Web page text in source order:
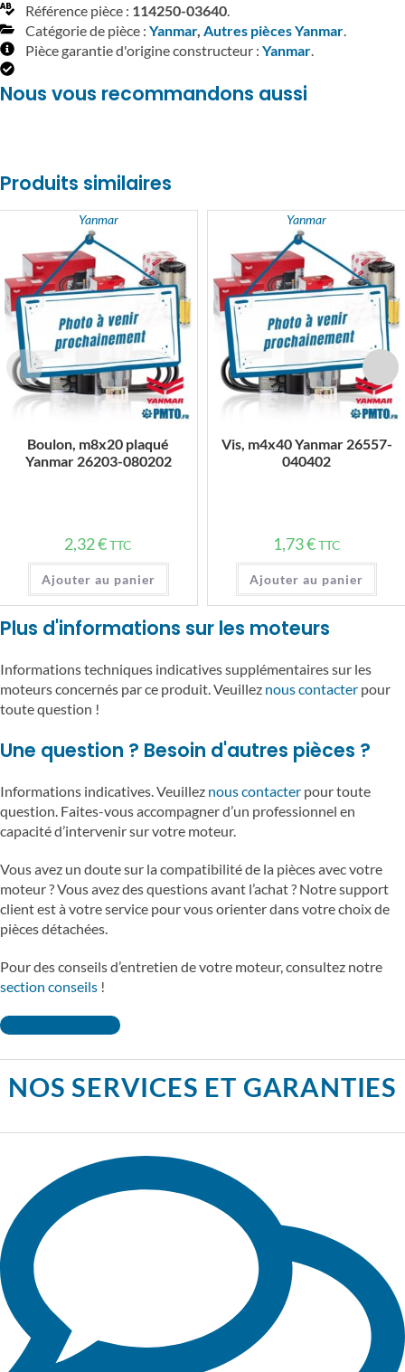
Référence pièce : 114250-03640.
Catégorie de pièce : Yanmar, Autres pièces Yanmar.
Pièce garantie d'origine constructeur : Yanmar.
Nous vous recommandons aussi
Produits similaires
Yanmar
Boulon, m8x20 plaqué
Yanmar 26203-080202
2,32€TTC
Ajouter au panier
Yanmar
Vis, m4x40 Yanmar 26557-
040402
1,73€TTC
Ajouter au panier
Plus d'informations sur les moteurs
Informations techniques indicatives supplémentaires sur les
moteurs concernés par ce produit. Veuillez nous contacter pour
toute question !
Une question ? Besoin d'autres pièces ?
Informations indicatives. Veuillez nous contacter pour toute
question. Faites-vous accompagner d’un professionnel en
capacité d’intervenir sur votre moteur.
Vous avez un doute sur la compatibilité de la pièces avec votre
moteur ? Vous avez des questions avant l’achat ? Notre support
client est à votre service pour vous orienter dans votre choix de
pièces détachées.
Pour des conseils d’entretien de votre moteur, consultez notre
section conseils !
Contactez-nous !
NOS SERVICES ET GARANTIES